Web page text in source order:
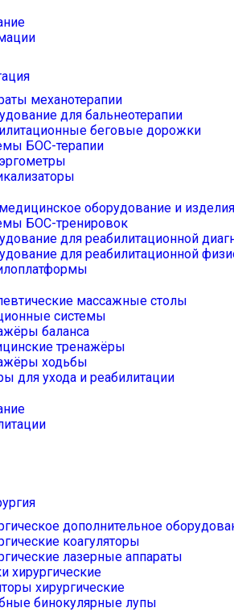
механотерапии
для бальнеотерапии
беговые дорожки
БОС-терапии
оборудование и изделия
БОС-тренировок
для реабилитационной
для реабилитационной
массажные столы
системы
баланса
тренажёры
ходьбы
для ухода и реабилитации
дополнительное
коагуляторы
лазерные аппараты
хирургические
хирургические
бинокулярные лупы